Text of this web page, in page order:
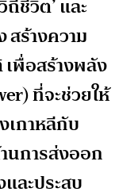
ชีวิต’ และ
สร้างความ
พื่อสร้างพลัง
ที่จะช่วยให้
เกาหลีกับ
การส่งออก
ละประสบ